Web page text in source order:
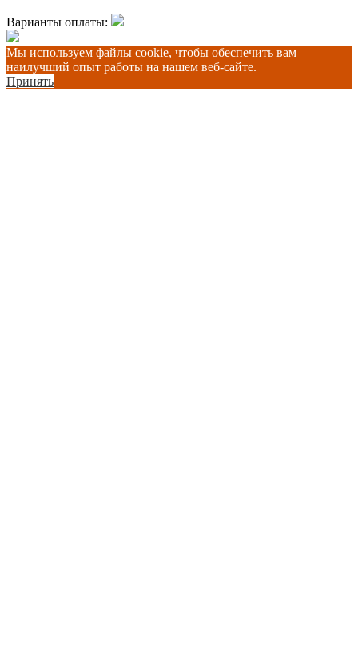
Варианты оплаты:
Мы используем файлы cookie, чтобы обеспечить вам
наилучший опыт работы на нашем веб-сайте.
Принять